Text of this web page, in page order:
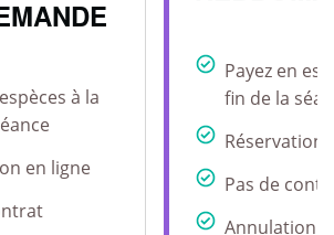
Payez en
fin de la
Réservation
Pas de
Annulation
à la
en ligne